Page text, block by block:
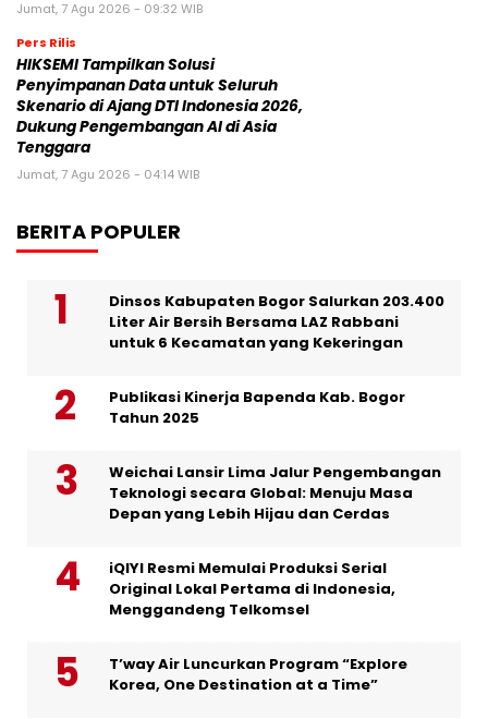
Jumat, 7 Agu 2026 - 09:32 WIB
Pers Rilis
HIKSEMI Tampilkan Solusi
Penyimpanan Data untuk Seluruh
Skenario di Ajang DTI Indonesia 2026,
Dukung Pengembangan AI di Asia
Tenggara
Jumat, 7 Agu 2026 - 04:14 WIB
BERITA POPULER
Dinsos Kabupaten Bogor Salurkan 203.400
Liter Air Bersih Bersama LAZ Rabbani
untuk 6 Kecamatan yang Kekeringan
Publikasi Kinerja Bapenda Kab. Bogor
Tahun 2025
Weichai Lansir Lima Jalur Pengembangan
Teknologi secara Global: Menuju Masa
Depan yang Lebih Hijau dan Cerdas
iQIYI Resmi Memulai Produksi Serial
Original Lokal Pertama di Indonesia,
Menggandeng Telkomsel
T’way Air Luncurkan Program “Explore
Korea, One Destination at a Time”